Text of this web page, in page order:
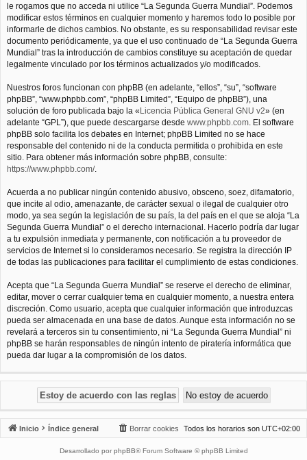
le rogamos que no acceda ni utilice “La Segunda Guerra Mundial”. Podemos
modificar estos términos en cualquier momento y haremos todo lo posible por
informarle de dichos cambios. No obstante, es su responsabilidad revisar este
documento periódicamente, ya que el uso continuado de “La Segunda Guerra
Mundial” tras la introducción de cambios constituye su aceptación de quedar
legalmente vinculado por los términos actualizados y/o modificados.
Nuestros foros funcionan con phpBB (en adelante, “ellos”, “su”, “software
phpBB”, “www.phpbb.com”, “phpBB Limited”, “Equipo de phpBB”), una
solución de foro publicada bajo la «Licencia Pública General GNU v2» (en
adelante “GPL”), que puede descargarse desde www.phpbb.com. El software
phpBB solo facilita los debates en Internet; phpBB Limited no se hace
responsable del contenido ni de la conducta permitida o prohibida en este
sitio. Para obtener más información sobre phpBB, consulte:
https://www.phpbb.com/.
Acuerda a no publicar ningún contenido abusivo, obsceno, soez, difamatorio,
que incite al odio, amenazante, de carácter sexual o ilegal de cualquier otro
modo, ya sea según la legislación de su país, la del país en el que se aloja “La
Segunda Guerra Mundial” o el derecho internacional. Hacerlo podría dar lugar
a tu expulsión inmediata y permanente, con notificación a tu proveedor de
servicios de Internet si lo consideramos necesario. Se registra la dirección IP
de todas las publicaciones para facilitar el cumplimiento de estas condiciones.
Acepta que “La Segunda Guerra Mundial” se reserve el derecho de eliminar,
editar, mover o cerrar cualquier tema en cualquier momento, a nuestra entera
discreción. Como usuario, acepta que cualquier información que introduzcas
pueda ser almacenada en una base de datos. Aunque esta información no se
revelará a terceros sin tu consentimiento, ni “La Segunda Guerra Mundial” ni
phpBB se harán responsables de ningún intento de piratería informática que
pueda dar lugar a la compromisión de los datos.
Inicio Índice general Todos los horarios son UTC+02:00
Borrar cookies
Desarrollado por phpBB® Forum Software © phpBB Limited